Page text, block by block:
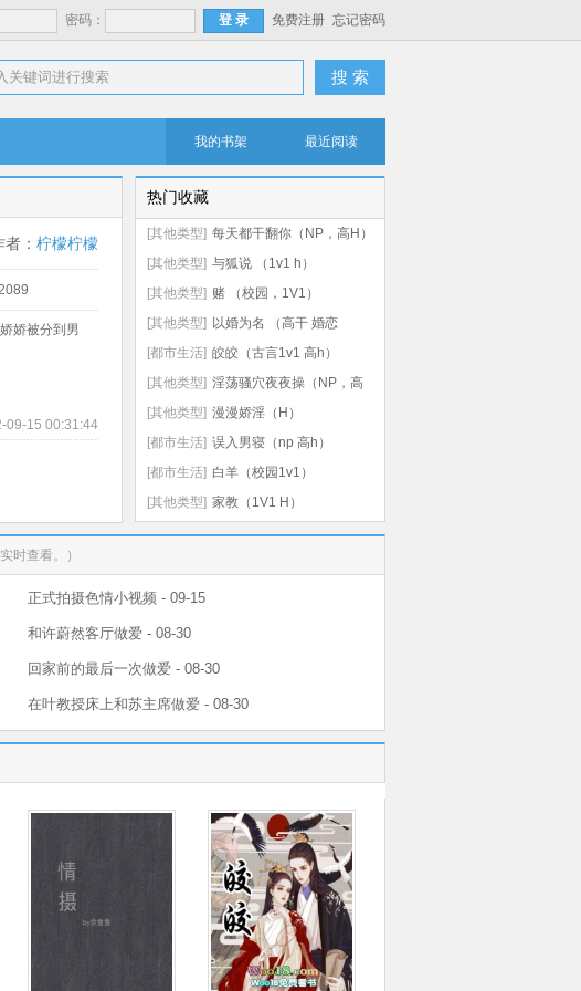
密码： 免费注册 忘记密码
搜 索
我的书架 最近阅读
者： 柠檬柠檬
娇被分到男
09-15 00:31:44
热门收藏
[其他类型] 每天都干翻你（NP，高H）
[其他类型] 与狐说 （1v1 h）
[其他类型] 赌 （校园，1V1）
[其他类型] 以婚为名 （高干 婚恋
1v1）
[都市生活] 皎皎（古言1v1 高h）
[其他类型] 淫荡骚穴夜夜操（NP，高
H）
[其他类型] 漫漫娇淫（H）
[都市生活] 误入男寝（np 高h）
[都市生活] 白羊（校园1v1）
[其他类型] 家教（1V1 H）
时查看。）
正式拍摄色情小视频 - 09-15
和许蔚然客厅做爱 - 08-30
回家前的最后一次做爱 - 08-30
在叶教授床上和苏主席做爱 - 08-30